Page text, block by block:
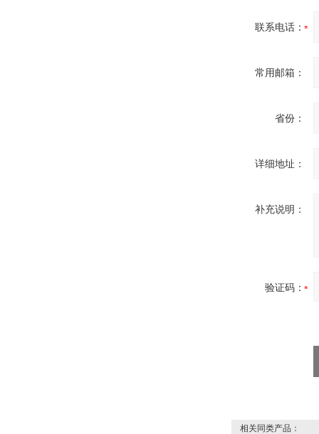
联系电话：
常用邮箱：
省份：
详细地址：
补充说明：
验证码：
相关同类产品：